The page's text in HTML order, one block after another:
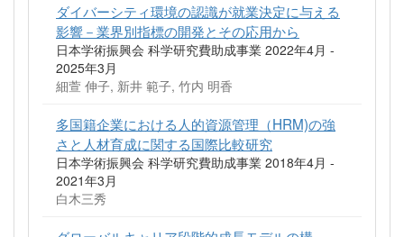
ダイバーシティ環境の認識が就業決定に与える
影響－業界別指標の開発とその応用から
日本学術振興会 科学研究費助成事業 2022年4月 -
2025年3月
細萱 伸子, 新井 範子, 竹内 明香
多国籍企業における人的資源管理（HRM)の強
さと人材育成に関する国際比較研究
日本学術振興会 科学研究費助成事業 2018年4月 -
2021年3月
白木三秀